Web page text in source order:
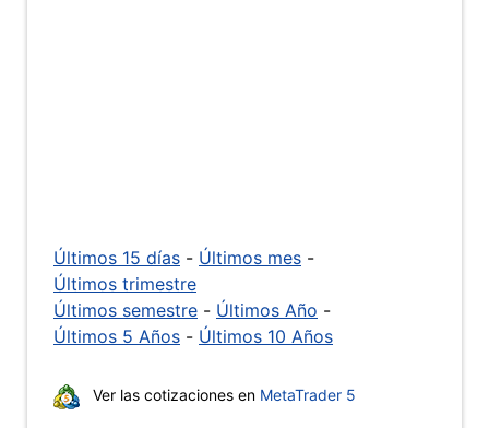
Últimos 15 días - Últimos mes -
Últimos trimestre
Últimos semestre - Últimos Año -
Últimos 5 Años - Últimos 10 Años
Ver las cotizaciones en MetaTrader 5